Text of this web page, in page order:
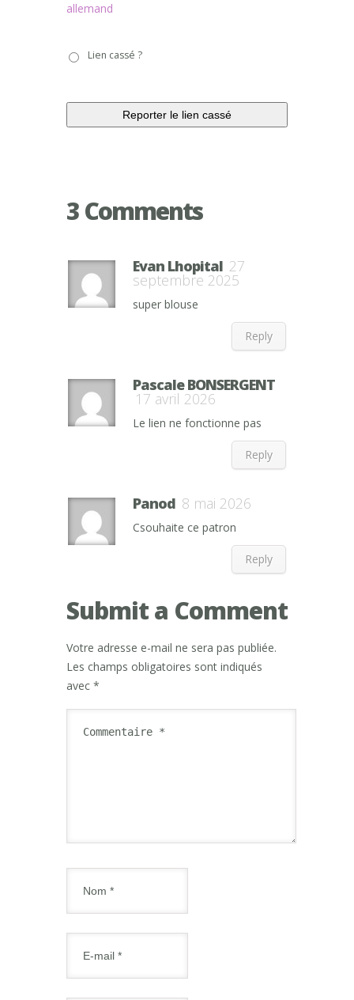
allemand
casséLien cassé ?
3 Comments
Evan Lhopital 27
septembre 2025
super blouse
Reply
Pascale BONSERGENT
17 avril 2026
Le lien ne fonctionne pas
Reply
Panod 8 mai 2026
Csouhaite ce patron
Reply
Submit a Comment
Votre adresse e-mail ne sera pas publiée.
Les champs obligatoires sont indiqués
avec *